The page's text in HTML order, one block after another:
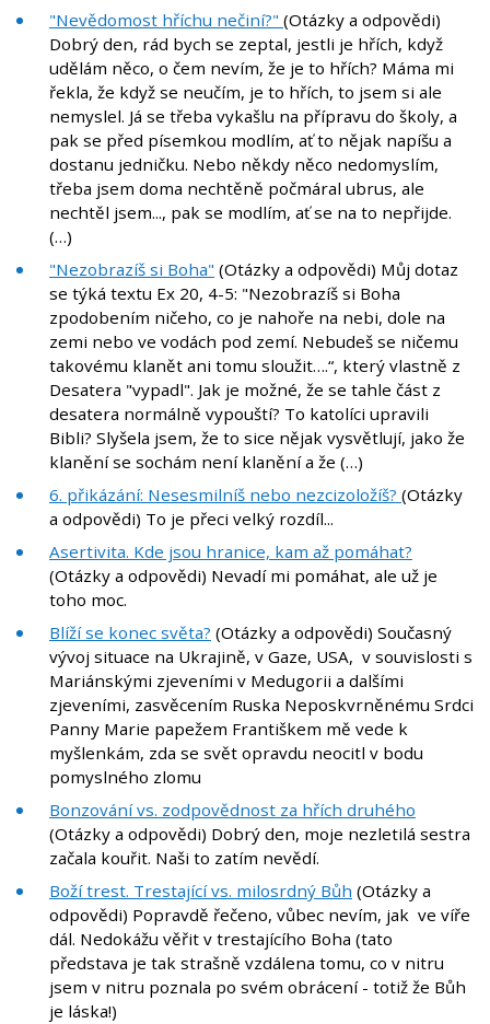
"Nevědomost hříchu nečiní?" (Otázky a odpovědi)
Dobrý den, rád bych se zeptal, jestli je hřích, když
udělám něco, o čem nevím, že je to hřích? Máma mi
řekla, že když se neučím, je to hřích, to jsem si ale
nemyslel. Já se třeba vykašlu na přípravu do školy, a
pak se před písemkou modlím, ať to nějak napíšu a
dostanu jedničku. Nebo někdy něco nedomyslím,
třeba jsem doma nechtěně počmáral ubrus, ale
nechtěl jsem..., pak se modlím, ať se na to nepřijde.
(…)
"Nezobrazíš si Boha" (Otázky a odpovědi) Můj dotaz
se týká textu Ex 20, 4-5: "Nezobrazíš si Boha
zpodobením ničeho, co je nahoře na nebi, dole na
zemi nebo ve vodách pod zemí. Nebudeš se ničemu
takovému klanět ani tomu sloužit….“, který vlastně z
Desatera "vypadl". Jak je možné, že se tahle část z
desatera normálně vypouští? To katolíci upravili
Bibli? Slyšela jsem, že to sice nějak vysvětlují, jako že
klanění se sochám není klanění a že (…)
6. přikázání: Nesesmilníš nebo nezcizoložíš? (Otázky
a odpovědi) To je přeci velký rozdíl...
Asertivita. Kde jsou hranice, kam až pomáhat?
(Otázky a odpovědi) Nevadí mi pomáhat, ale už je
toho moc.
Blíží se konec světa? (Otázky a odpovědi) Současný
vývoj situace na Ukrajině, v Gaze, USA, v souvislosti s
Mariánskými zjeveními v Medugorii a dalšími
zjeveními, zasvěcením Ruska Neposkvrněnému Srdci
Panny Marie papežem Františkem mě vede k
myšlenkám, zda se svět opravdu neocitl v bodu
pomyslného zlomu
Bonzování vs. zodpovědnost za hřích druhého
(Otázky a odpovědi) Dobrý den, moje nezletilá sestra
začala kouřit. Naši to zatím nevědí.
Boží trest. Trestající vs. milosrdný Bůh (Otázky a
odpovědi) Popravdě řečeno, vůbec nevím, jak ve víře
dál. Nedokážu věřit v trestajícího Boha (tato
představa je tak strašně vzdálena tomu, co v nitru
jsem v nitru poznala po svém obrácení - totiž že Bůh
je láska!)